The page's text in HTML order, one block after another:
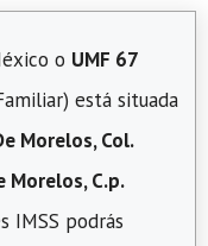
o UMF 67
está situada
Morelos, Col.
Morelos, C.p.
IMSS podrás